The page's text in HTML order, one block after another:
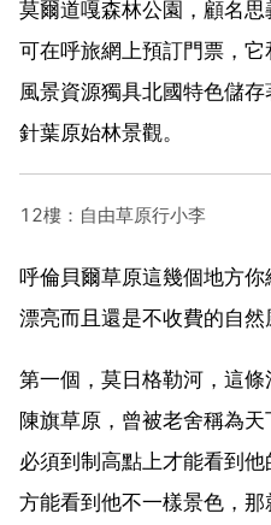
莫爾道嘎森林公園，顧名思
可在呼旅網上預訂門票，
風景資源獨具北國特色儲
針葉原始林景觀。
12樓：自由草原行小李
呼倫貝爾草原這幾個地方
漂亮而且還是不收費的自然
第一個，莫日格勒河，這
陳旗草原，曾被老舍稱為
必須到制高點上才能看到
方能看到他不一樣景色，